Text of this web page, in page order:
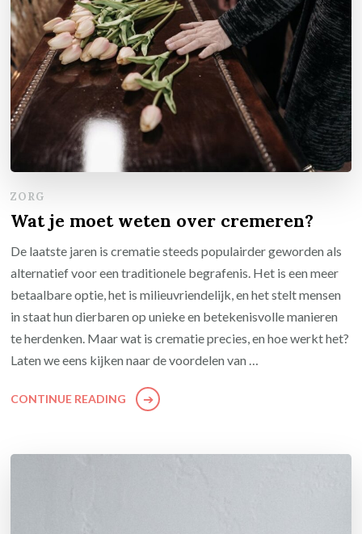
ZORG
Wat je moet weten over cremeren?
De laatste jaren is crematie steeds populairder geworden als
alternatief voor een traditionele begrafenis. Het is een meer
betaalbare optie, het is milieuvriendelijk, en het stelt mensen
in staat hun dierbaren op unieke en betekenisvolle manieren
te herdenken. Maar wat is crematie precies, en hoe werkt het?
Laten we eens kijken naar de voordelen van …
CONTINUE READING